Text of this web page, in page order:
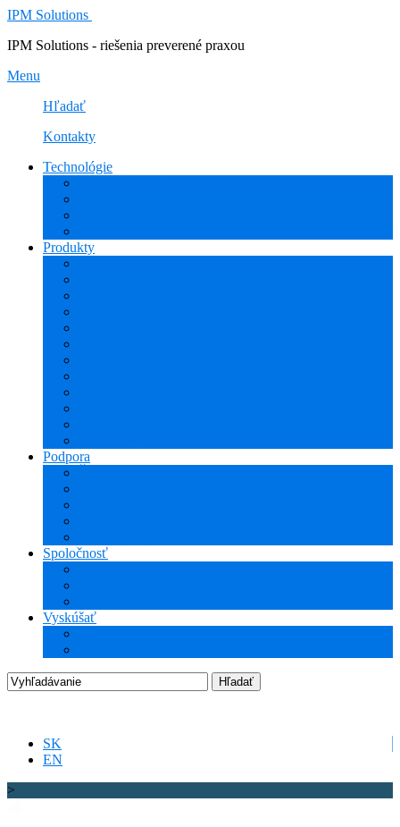
IPM Solutions
IPM Solutions - riešenia preverené praxou
Menu
Hľadať
Kontakty
Technológie
Produkty
Podpora
Spoločnosť
Vyskúšať
SK
EN
>